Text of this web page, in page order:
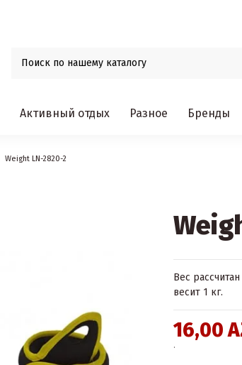
Активный отдых Разное Бренды
Weight LN-2820-2
Вес
весит 1 кг.
16,00
.